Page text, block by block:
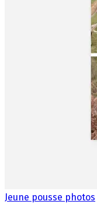
Jeune pousse photos